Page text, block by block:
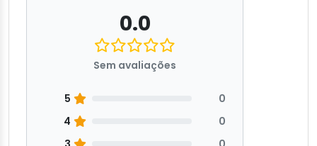
0.0
Sem avaliações
5
0
4
0